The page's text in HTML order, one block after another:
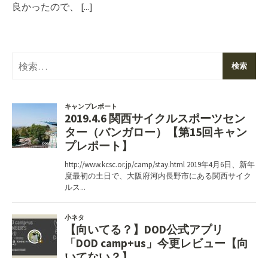
良かったので、 [...]
検
索: